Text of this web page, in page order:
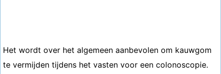
Het wordt over het algemeen aanbevolen om kauwgom
te vermijden tijdens het vasten voor een colonoscopie.